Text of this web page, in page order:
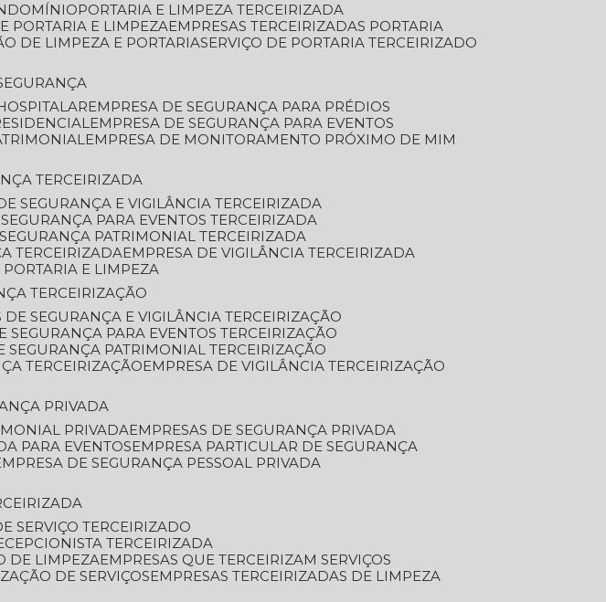
PORTARIA E LIMPEZA TERCEIRIZADA
PORTARIA E LIMPEZA
EMPRESAS TERCEIRIZADAS PORTARIA
DE LIMPEZA E PORTARIA SERVIÇO DE PORTARIA TERCEIRIZADO
EMPRESA DE SEGURANÇA PARA PRÉDIOS
EMPRESA DE SEGURANÇA PARA EVENTOS
EMPRESA DE MONITORAMENTO PRÓXIMO DE MIM
TERCEIRIZADA
DE SEGURANÇA E VIGILÂNCIA TERCEIRIZADA
SEGURANÇA PARA EVENTOS TERCEIRIZADA
SEGURANÇA PATRIMONIAL TERCEIRIZADA
TERCEIRIZADA
EMPRESA DE VIGILÂNCIA TERCEIRIZADA
PORTARIA E LIMPEZA
TERCEIRIZAÇÃO
DE SEGURANÇA E VIGILÂNCIA TERCEIRIZAÇÃO
SEGURANÇA PARA EVENTOS TERCEIRIZAÇÃO
SEGURANÇA PATRIMONIAL TERCEIRIZAÇÃO
TERCEIRIZAÇÃO
EMPRESA DE VIGILÂNCIA TERCEIRIZAÇÃO
PRIVADA
PRIVADA
EMPRESAS DE SEGURANÇA PRIVADA
PARA EVENTOS
EMPRESA PARTICULAR DE SEGURANÇA
EMPRESA DE SEGURANÇA PESSOAL PRIVADA
SERVIÇO TERCEIRIZADO
TERCEIRIZADA
DE LIMPEZA
EMPRESAS QUE TERCEIRIZAM SERVIÇOS
DE SERVIÇOS
EMPRESAS TERCEIRIZADAS DE LIMPEZA